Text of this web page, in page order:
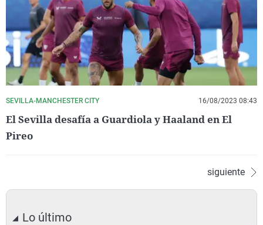
SEVILLA-MANCHESTER CITY 16/08/2023 08:43
El Sevilla desafía a Guardiola y Haaland en El
Pireo
siguiente
Lo último